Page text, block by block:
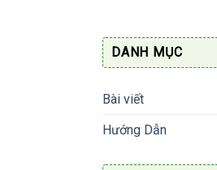
DANH MỤC
Bài viết
Hướng Dẫn